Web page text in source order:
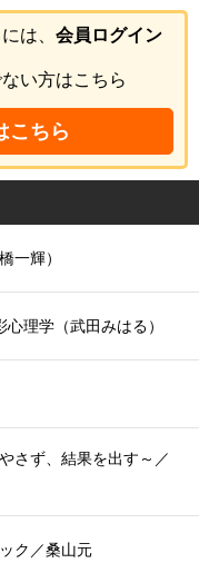
は、 会員ログイン
い方はこちら
こちら
一輝）
理学（武田みはる）
さず、結果を出す～／
ク／桑山元